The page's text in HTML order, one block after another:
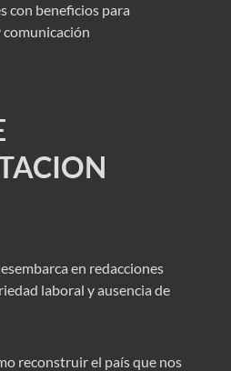
con beneficios para
en redacciones
laboral y ausencia de
reconstruir el país que nos